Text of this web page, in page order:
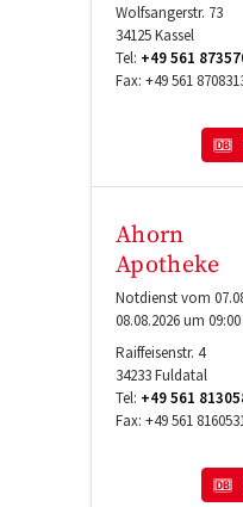
Wolfsangerstr. 73
34125Kassel
Tel: +49 561
Fax: +49 561
Ahorn
Apotheke
Notdienst vom
08.08.2026 um
Raiffeisenstr. 4
34233Fuldatal
Tel: +49 561
Fax: +49 561